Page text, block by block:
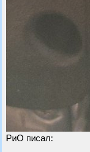
РиО писал: